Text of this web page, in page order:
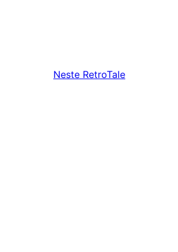
Neste RetroTale